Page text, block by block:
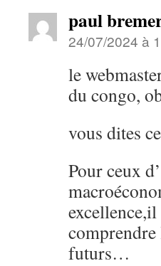
paul
24/07/2024 à
le
du congo,
vous dites
Pour ceux
futurs…